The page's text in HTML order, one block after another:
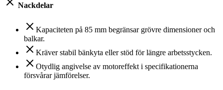
Nackdelar
Kapaciteten på 85 mm begränsar grövre dimensioner och
balkar.
Kräver stabil bänkyta eller stöd för längre arbetsstycken.
Otydlig angivelse av motoreffekt i specifikationerna
försvårar jämförelser.